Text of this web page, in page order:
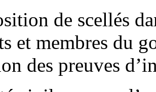
de scellés
et membres du
des preuves